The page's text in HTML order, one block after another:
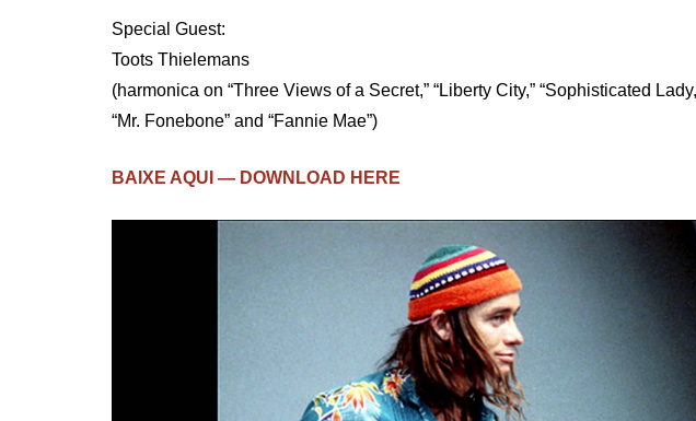
Special Guest:
Toots Thielemans
(harmonica on “Three Views of a Secret,” “Liberty City,” “Sophisticated
“Mr. Fonebone” and “Fannie Mae”)
BAIXE AQUI — DOWNLOAD HERE